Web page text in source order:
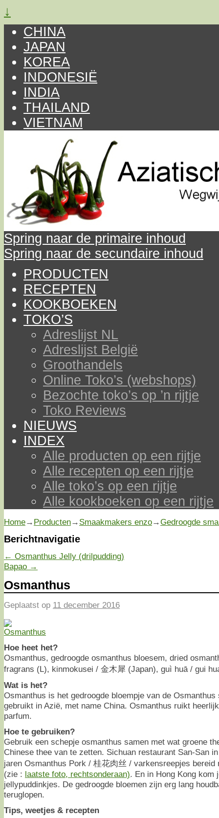
↓
CHINA
JAPAN
KOREA
INDONESIË
INDIA
THAILAND
VIETNAM
Spring naar de primaire inhoud
Spring naar de secundaire inhoud
PRODUCTEN
RECEPTEN
KOOKBOEKEN
TOKO’S
Adreslijst NL
Adreslijst België
Groothandels
Online Toko’s (webshops)
Bezochte toko’s op ’n rijtje
Toko Reviews
NIEUWS
INDEX
Alle producten op een rijtje
Alle recepten op een rijtje
Alle toko’s op een rijtje
Alle kookboeken op een rijtje
Home→ Producten→ Smaakmakers enzo→Gedroogde
Berichtnavigatie
← Osmanthus Jelly (drilpudding)
Bapao →
Osmanthus
Geplaatst op 11 december 2016
Hoe heet het?
Osmanthus, gedroogde osmanthus bloesem, dried
fragrans (L), kinmokusei / 金木犀 (Japan), guì huā / gui
Wat is het?
Osmanthus is het gedroogde bloempje van de
gebruikt in Azië, met name China. Osmanthus ruikt
parfum.
Hoe te gebruiken?
Gebruik een schepje osmanthus samen met wat groene
Chinese thee van te zetten. Sichuan restaurant San-San
jaren Osmanthus Pork / 桂花肉丝 / varkensreepjes bereid
(zie : laatste foto, rechtsonderaan). En in Hong Kong kom
jellypuddinkjes. De gedroogde bloemen zijn erg lang
teruglopen.
Tips, weetjes & recepten